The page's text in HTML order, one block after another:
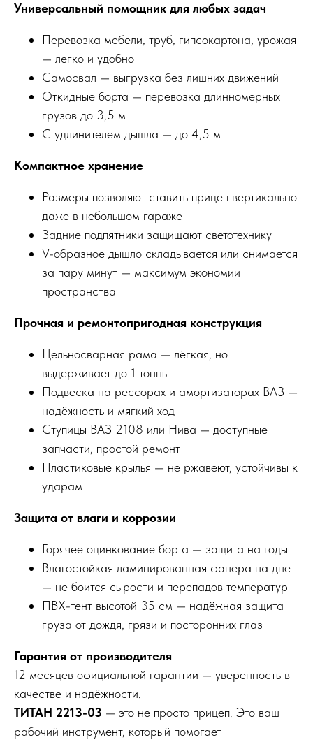
Универсальный помощник для любых задач
Перевозка мебели, труб, гипсокартона, урожая
— легко и удобно
Самосвал — выгрузка без лишних движений
Откидные борта — перевозка длинномерных
грузов до 3,5 м
С удлинителем дышла — до 4,5 м
Компактное хранение
Размеры позволяют ставить прицеп вертикально
даже в небольшом гараже
Задние подпятники защищают светотехнику
V-образное дышло складывается или снимается
за пару минут — максимум экономии
пространства
Прочная и ремонтопригодная конструкция
Цельносварная рама — лёгкая, но
выдерживает до 1 тонны
Подвеска на рессорах и амортизаторах ВАЗ —
надёжность и мягкий ход
Ступицы ВАЗ 2108 или Нива — доступные
запчасти, простой ремонт
Пластиковые крылья — не ржавеют, устойчивы к
ударам
Защита от влаги и коррозии
Горячее оцинкование борта — защита на годы
Влагостойкая ламинированная фанера на дне
— не боится сырости и перепадов температур
ПВХ-тент высотой 35 см — надёжная защита
груза от дождя, грязи и посторонних глаз
Гарантия от производителя
12 месяцев официальной гарантии — уверенность в
качестве и надёжности.
ТИТАН 2213-03 — это не просто прицеп. Это ваш
рабочий инструмент, который помогает